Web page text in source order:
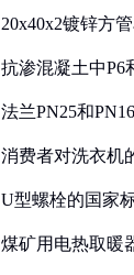
20x40x2镀锌方
抗渗混凝土中P6
法兰PN25和
消费者对洗衣机
U型螺栓的国家
煤矿用电热取暖